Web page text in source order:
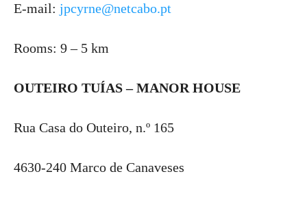
E-mail: jpcyrne@netcabo.pt
Rooms: 9 – 5 km
OUTEIRO TUÍAS – MANOR HOUSE
Rua Casa do Outeiro, n.º 165
4630-240 Marco de Canaveses